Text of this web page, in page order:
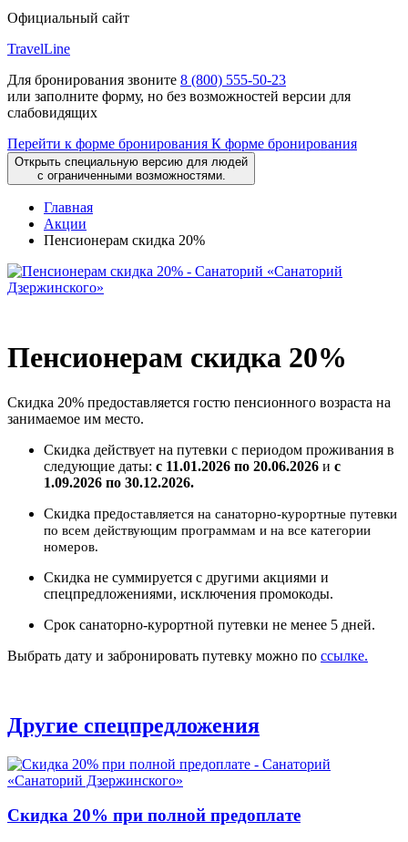
Официальный сайт
TravelLine
Для бронирования звоните 8 (800) 555-50-23
или заполните форму, но без возможностей версии для
слабовидящих
Перейти к форме бронирования К форме бронирования
Открыть специальную версию для людей
с ограниченными возможностями.
Главная
Акции
Пенсионерам скидка 20%
Пенсионерам скидка 20%
Скидка 20% предоставляется гостю пенсионного возраста на
занимаемое им место.
Скидка действует на путевки с периодом проживания в
следующие даты: с 11.01.2026 по 20.06.2026 и с
1.09.2026 по 30.12.2026.
Скидка предоставляется на санаторно-курортные путевки
по всем действующим программам и на все категории
номеров.
Скидка не суммируется с другими акциями и
спецпредложениями, исключения промокоды.
Срок санаторно-курортной путевки не менее 5 дней.
Выбрать дату и забронировать путевку можно по ссылке.
Другие спецпредложения
Скидка 20% при полной предоплате